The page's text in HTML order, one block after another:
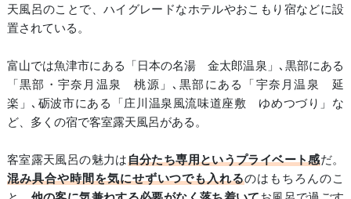
天風呂のことで、ハイグレードなホテルやおこもり宿などに設
置されている。
富山では魚津市にある「日本の名湯 金太郎温泉」､黒部にある
「黒部・宇奈月温泉 桃源」､黒部にある「宇奈月温泉 延
楽」､砺波市にある「庄川温泉風流味道座敷 ゆめつづり」な
ど、多くの宿で客室露天風呂がある。
客室露天風呂の魅力は自分たち専用というプライベート感だ。
混み具合や時間を気にせずいつでも入れるのはもちろんのこ